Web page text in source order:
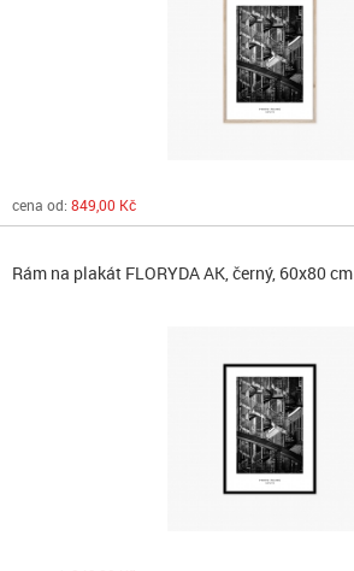
cena od: 849,00 Kč
Rám na plakát FLORYDA AK, černý, 60x80 cm